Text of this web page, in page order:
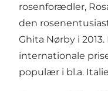
rosenforædler,
den
Ghita Nørby i
internationale
populær i bl.a.